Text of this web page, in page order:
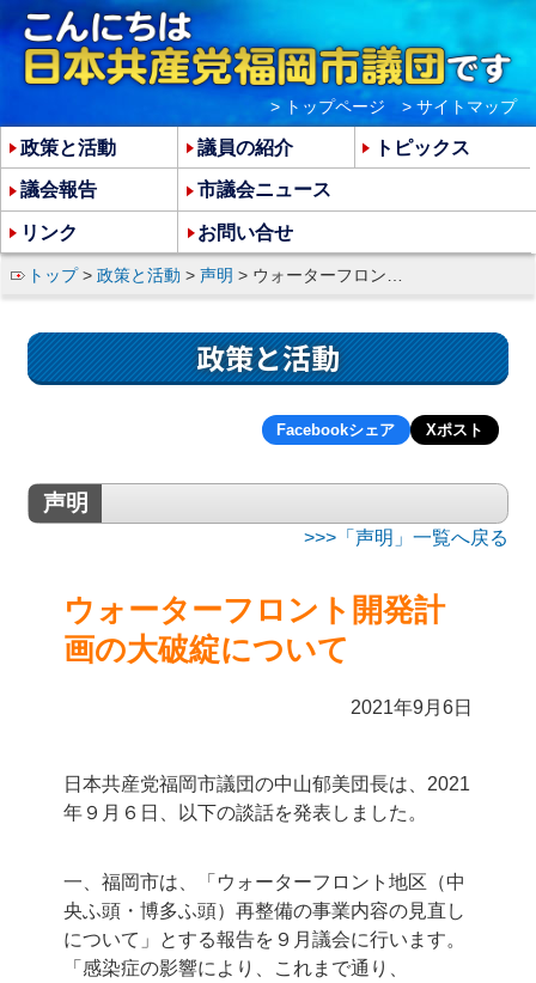
トップ> 政策と活動 > 声明 > ウォーターフロント開発計画の大破綻について
政策と活動
Facebookシェア Xポスト
声明
「声明」一覧へ戻る
ウォーターフロント開発計
画の大破綻について
2021年9月6日
日本共産党福岡市議団の中山郁美団長は、2021
年９月６日、以下の談話を発表しました。
一、福岡市は、「ウォーターフロント地区（中
央ふ頭・博多ふ頭）再整備の事業内容の見直し
について」とする報告を９月議会に行います。
「感染症の影響により、これまで通り、
政策と活動 議員の紹介 トピックス
議会報告 市議会ニュース
リンク お問い合せ
> トップページ > サイトマップ